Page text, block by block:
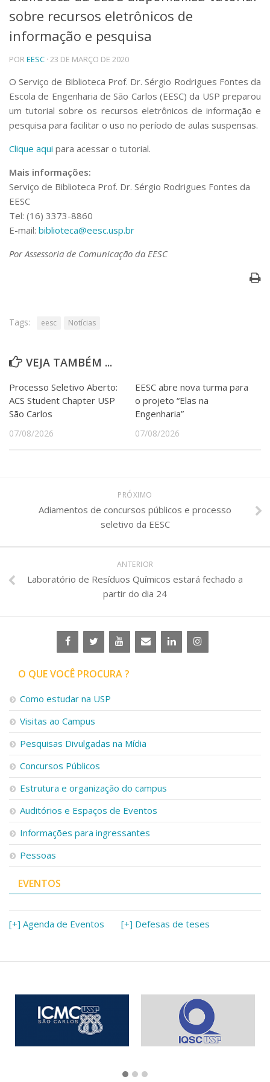
Telefones e Mapas
Pessoas
Ensino
Graduação
Educação a distância
Cursos de Extensão
Pesquisa e Inovação
Linhas de Pesquisa
Centros, Núcleos e Projetos em Rede
Iniciação Científica
Transferência de Tecnologia
Extensão à Comunidade
Projetos, Programas e Cursos
Museus e Espaços Interativos
Segurança, Trânsito e Prevenção
Comunicação
Aplicativos e Sites
Jornal da USP
Agenda de Eventos
Defesa de Teses
sobre recursos eletrônicos de
informação e pesquisa
POREESC · 23 DE MARÇO DE 2020
O Serviço de Biblioteca Prof. Dr. Sérgio Rodrigues Fontes da
Escola de Engenharia de São Carlos (EESC) da USP preparou
um tutorial sobre os recursos eletrônicos de informação e
pesquisa para facilitar o uso no período de aulas suspensas.
Clique aqui para acessar o tutorial.
Mais informações:
Serviço de Biblioteca Prof. Dr. Sérgio Rodrigues Fontes da
EESC
Tel: (16) 3373-8860
E-mail: biblioteca@eesc.usp.br
Por Assessoria de Comunicação da EESC
Tags: eesc Notícias
VEJA TAMBÉM ...
Processo Seletivo Aberto:
ACS Student Chapter USP
São Carlos
07/08/2026
EESC abre nova turma para
o projeto “Elas na
Engenharia”
07/08/2026
PRÓXIMO
Adiamentos de concursos públicos e processo
seletivo da EESC
ANTERIOR
Laboratório de Resíduos Químicos estará fechado a
partir do dia 24
O QUE VOCÊ PROCURA ?
Como estudar na USP
Visitas ao Campus
Pesquisas Divulgadas na Mídia
Concursos Públicos
Estrutura e organização do campus
Auditórios e Espaços de Eventos
Informações para ingressantes
Pessoas
EVENTOS
[+] Agenda de Eventos [+] Defesas de teses